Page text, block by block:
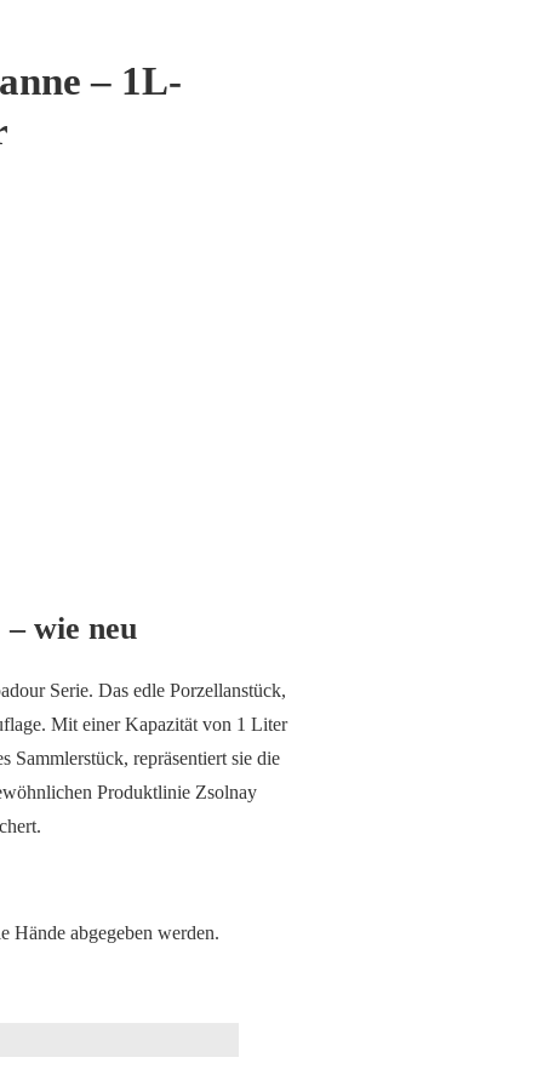
– 1L-
wie neu
Serie. Das edle Porzellanstück,
Mit einer Kapazität von 1 Liter
Sammlerstück, repräsentiert sie die
Produktlinie Zsolnay
Hände abgegeben werden.